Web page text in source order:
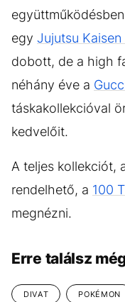
egy Jujutsu
dobott, de a high
néhány éve a
táskakollekcióval
kedvelőit.
A teljes kollekciót,
rendelhető, a 100
megnézni.
Erre találsz
DIVAT POKÉMON